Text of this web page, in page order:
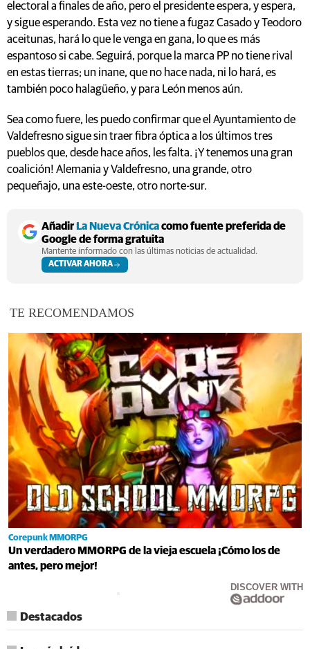
electoral a finales de año, pero el presidente espera, y espera,
y sigue esperando. Esta vez no tiene a fugaz Casado y Teodoro
aceitunas, hará lo que le venga en gana, lo que es más
espantoso si cabe. Seguirá, porque la marca PP no tiene rival
en estas tierras; un inane, que no hace nada, ni lo hará, es
también poco halagüeño, y para León menos aún.
Sea como fuere, les puedo confirmar que el Ayuntamiento de
Valdefresno sigue sin traer fibra óptica a los últimos tres
pueblos que, desde hace años, les falta. ¡Y tenemos una gran
coalición! Alemania y Valdefresno, una grande, otro
pequeñajo, una este-oeste, otro norte-sur.
Añadir La Nueva Crónicacomo fuente preferida de
Google de forma gratuita
Mantente informado con las últimas noticias de actualidad.
ACTIVAR AHORA
TE RECOMENDAMOS
Corepunk MMORPG
Un verdadero MMORPG de la vieja escuela ¡Cómo los de
antes, pero mejor!
DISCOVER WITH
Destacados